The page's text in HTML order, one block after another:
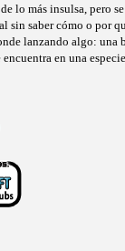
lo más insulsa, pero
saber cómo o por
lanzando algo: una
en una